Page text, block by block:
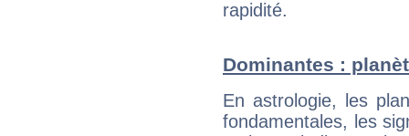
rapidité.
Dominantes :
En astrologie, les
fondamentales, les